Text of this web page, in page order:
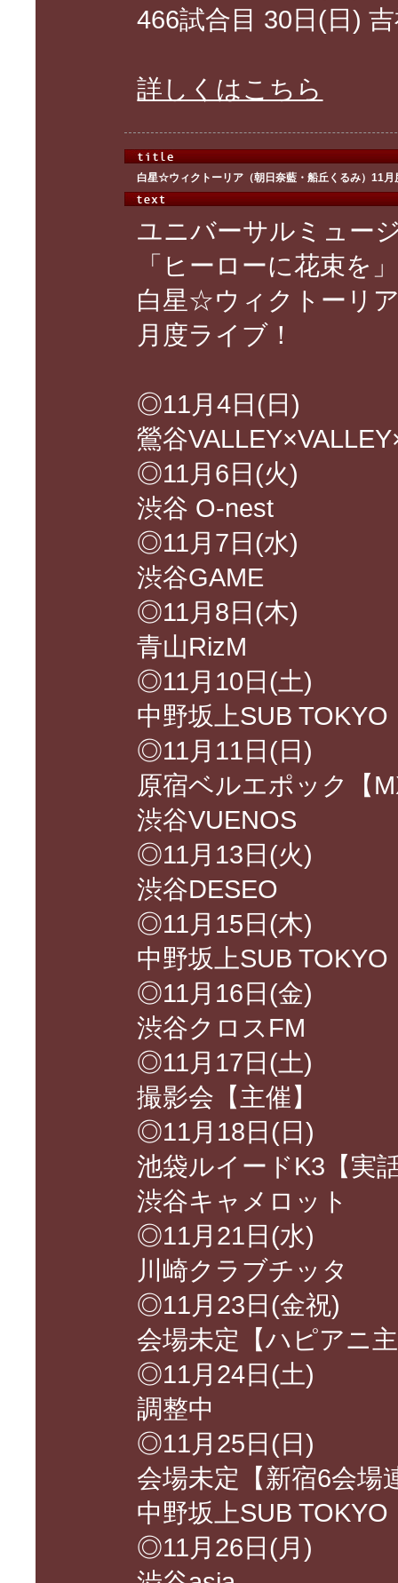
466試合目 30日(日)
詳しくはこちら
白星☆ウィクトーリア（朝日奈藍・船丘くるみ）11月
ユニバーサルミュー
「ヒーローに花束
白星☆ウィクトーリ
月度ライブ！
◎11月4日(日)
鶯谷
◎11月6日(火)
渋谷 O-nest
◎11月7日(水)
渋谷GAME
◎11月8日(木)
青山RizM
◎11月10日(土)
中野坂上SUB TOKYO
◎11月11日(日)
原宿ベルエポック【
渋谷VUENOS
◎11月13日(火)
渋谷DESEO
◎11月15日(木)
中野坂上SUB
◎11月16日(金)
渋谷クロスFM
◎11月17日(土)
撮影会【主催】
◎11月18日(日)
池袋ルイードK3【実
渋谷キャメロット
◎11月21日(水)
川崎クラブチッタ
◎11月23日(金祝)
会場未定【ハピアニ
◎11月24日(土)
調整中
◎11月25日(日)
会場未定【新宿6会場
中野坂上SUB TOKYO
◎11月26日(月)